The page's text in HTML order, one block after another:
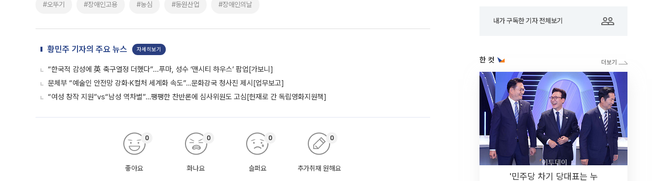
#오뚜기 #장애인고용 #농심 #동원산업 #장애인의날
황민주 기자의 주요 뉴스 자세히보기
“한국적 감성에 英 축구열정 더했다”...푸마, 성수 ‘맨시티 하우스’ 팝업[가보니]
문체부 “예술인 안전망 강화·K컬처 세계화 속도”…문화강국 청사진 제시[업무보고]
“여성 창작 지원”vs“남성 역차별”…팽팽한 찬반론에 심사위원도 고심[헌재로 간 독립영화지원책]
좋아요
0
화나요
0
슬퍼요
0
추가취재 원해요
0
내가 구독한 기자 전체보기
한 컷
'민주당 차기 당대표는 누